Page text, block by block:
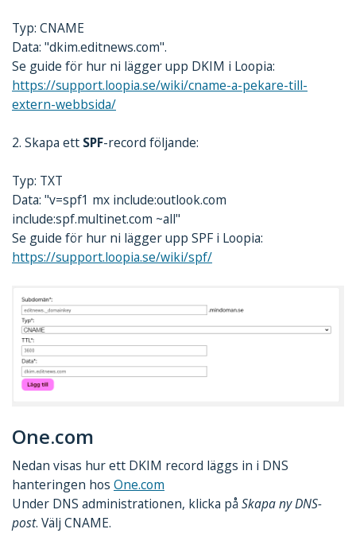
Typ: CNAME
Data: "dkim.editnews.com".
Se guide för hur ni lägger upp DKIM i Loopia:
https://support.loopia.se/wiki/cname-a-pekare-till-
extern-webbsida/
2. Skapa ett SPF-record följande:
Typ: TXT
Data: "v=spf1 mx include:outlook.com
include:spf.multinet.com ~all"
Se guide för hur ni lägger upp SPF i Loopia:
https://support.loopia.se/wiki/spf/
One.com
Nedan visas hur ett DKIM record läggs in i DNS
hanteringen hos One.com
Under DNS administrationen, klicka på Skapa ny DNS-
post. Välj CNAME.